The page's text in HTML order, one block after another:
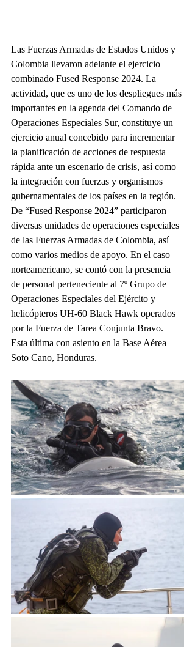
Las Fuerzas Armadas de Estados Unidos y
Colombia llevaron adelante el ejercicio
combinado Fused Response 2024. La
actividad, que es uno de los despliegues más
importantes en la agenda del Comando de
Operaciones Especiales Sur, constituye un
ejercicio anual concebido para incrementar
la planificación de acciones de respuesta
rápida ante un escenario de crisis, así como
la integración con fuerzas y organismos
gubernamentales de los países en la región.
De “Fused Response 2024” participaron
diversas unidades de operaciones especiales
de las Fuerzas Armadas de Colombia, así
como varios medios de apoyo. En el caso
norteamericano, se contó con la presencia
de personal perteneciente al 7º Grupo de
Operaciones Especiales del Ejército y
helicópteros UH-60 Black Hawk operados
por la Fuerza de Tarea Conjunta Bravo.
Esta última con asiento en la Base Aérea
Soto Cano, Honduras.